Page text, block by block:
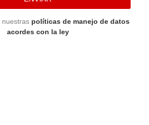
nuestras políticas de manejo de datos
acordes con la ley